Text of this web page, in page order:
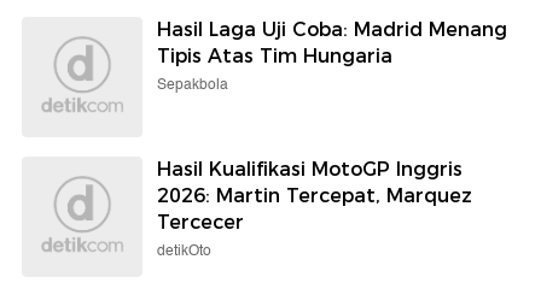
Hasil Laga Uji Coba: Madrid Menang
Tipis Atas Tim Hungaria
Sepakbola
Hasil Kualifikasi MotoGP Inggris
2026: Martin Tercepat, Marquez
Tercecer
detikOto